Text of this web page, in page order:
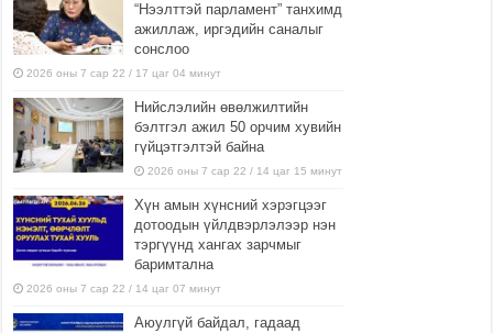
“Нээлттэй парламент” танхимд
ажиллаж, иргэдийн саналыг
сонслоо
2026 оны 7 сар 22 / 17 цаг 04 минут
Нийслэлийн өвөлжилтийн
бэлтгэл ажил 50 орчим хувийн
гүйцэтгэлтэй байна
2026 оны 7 сар 22 / 14 цаг 15 минут
Хүн амын хүнсний хэрэгцээг
дотоодын үйлдвэрлэлээр нэн
тэргүүнд хангах зарчмыг
баримтална
2026 оны 7 сар 22 / 14 цаг 07 минут
Аюулгүй байдал, гадаад